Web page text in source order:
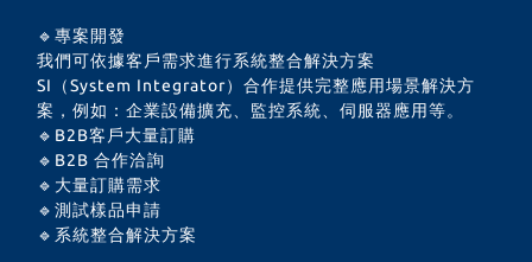
🔹專案開發
我們可依據客戶需求進行系統整合解決方案
SI（System Integrator）合作提供完整應用場景解決方
案，例如：企業設備擴充、監控系統、伺服器應用等。
🔹B2B客戶大量訂購
🔹B2B 合作洽詢
🔹大量訂購需求
🔹測試樣品申請
🔹系統整合解決方案